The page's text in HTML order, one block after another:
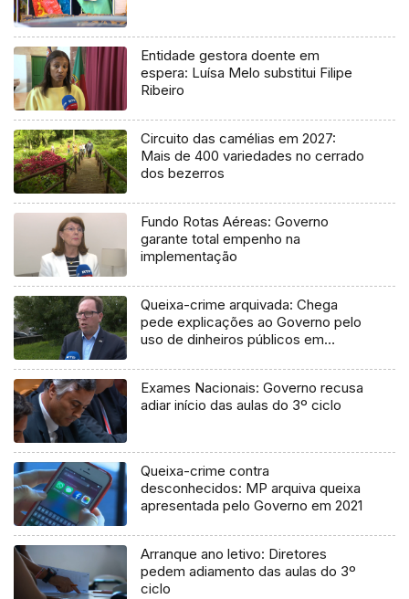
Entidade gestora doente em
espera: Luísa Melo substitui Filipe
Ribeiro
Circuito das camélias em 2027:
Mais de 400 variedades no cerrado
dos bezerros
Fundo Rotas Aéreas: Governo
garante total empenho na
implementação
Queixa-crime arquivada: Chega
pede explicações ao Governo pelo
uso de dinheiros públicos em
Exames Nacionais: Governo recusa
adiar início das aulas do 3º ciclo
Queixa-crime contra
desconhecidos: MP arquiva queixa
apresentada pelo Governo em 2021
Arranque ano letivo: Diretores
pedem adiamento das aulas do 3º
ciclo